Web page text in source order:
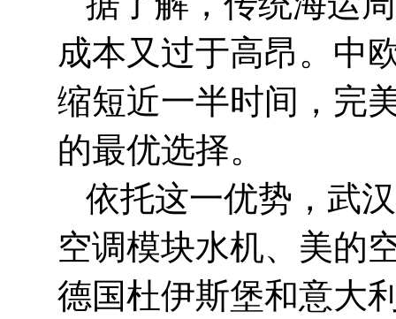
成本又过于高昂。中
缩短近一半时间，完
的最优选择。
依托这一优势，武
空调模块水机、美的
德国杜伊斯堡和意大